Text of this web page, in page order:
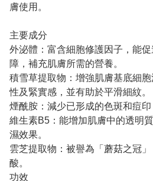
膚使用。
主要成分
外泌體：富含細胞修護因子，能
障，補充肌膚所需的營養。
積雪草提取物：增強肌膚基底細
性及緊實感，並有助於平滑細紋。
煙酰胺：減少已形成的色斑和痘印
維生素B5：能增加肌膚中的透明
濕效果。
雲芝提取物：被譽為「蘑菇之冠
酸。
功效